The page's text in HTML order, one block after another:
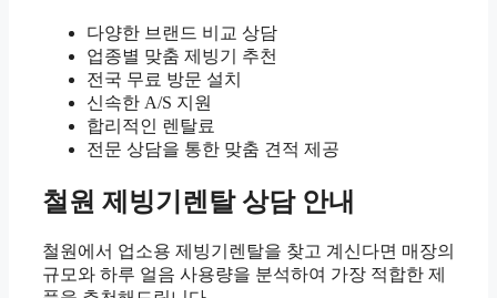
다양한 브랜드 비교 상담
업종별 맞춤 제빙기 추천
전국 무료 방문 설치
신속한 A/S 지원
합리적인 렌탈료
전문 상담을 통한 맞춤 견적 제공
철원 제빙기렌탈 상담 안내
철원에서 업소용 제빙기렌탈을 찾고 계신다면 매장의
규모와 하루 얼음 사용량을 분석하여 가장 적합한 제